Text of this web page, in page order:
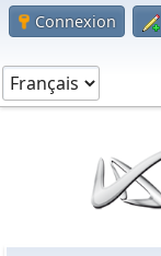
Connexion